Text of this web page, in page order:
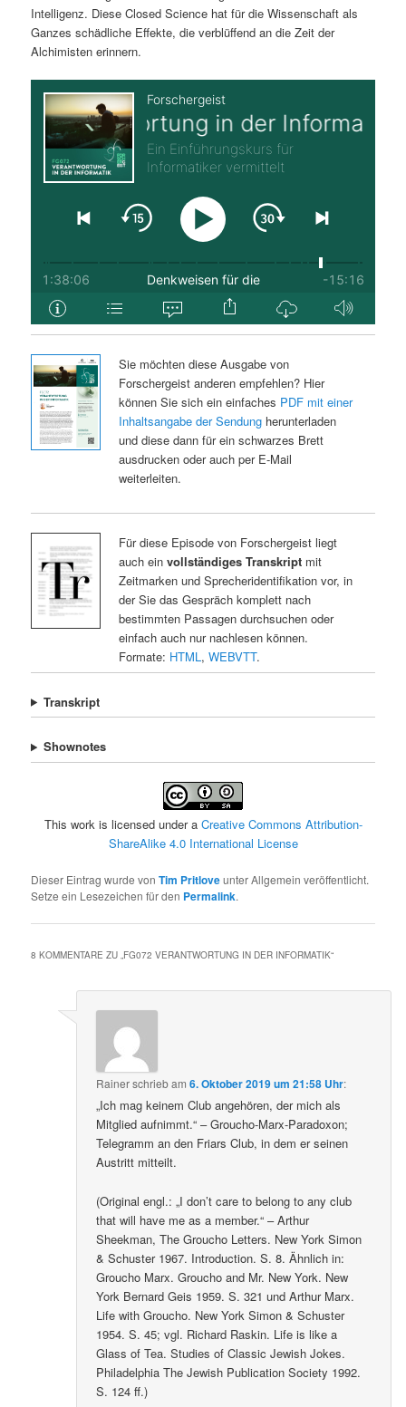
Intelligenz. Diese Closed Science hat für die Wissenschaft als
Ganzes schädliche Effekte, die verblüffend an die Zeit der
Alchimisten erinnern.
Sie möchten diese Ausgabe von
Forschergeist anderen empfehlen? Hier
können Sie sich ein einfaches PDF mit einer
Inhaltsangabe der Sendungherunterladen
und diese dann für ein schwarzes Brett
ausdrucken oder auch per E-Mail
weiterleiten.
Für diese Episode von Forschergeist liegt
auch ein vollständiges Transkriptmit
Zeitmarken und Sprecheridentifikation vor, in
der Sie das Gespräch komplett nach
bestimmten Passagen durchsuchen oder
einfach auch nur nachlesen können.
Formate: HTML, WEBVTT.
Transkript
Shownotes
This work is licensed under a Creative Commons Attribution-
ShareAlike 4.0 International License
Dieser Eintrag wurde vonTim Pritloveunter Allgemein veröffentlicht.
Setze ein Lesezeichen für den Permalink.
8 KOMMENTARE ZU „FG072 VERANTWORTUNG IN DER INFORMATIK“
Rainerschriebam6. Oktober 2019 um 21:58 Uhr:
„Ich mag keinem Club angehören, der mich als
Mitglied aufnimmt.“ – Groucho-Marx-Paradoxon;
Telegramm an den Friars Club, in dem er seinen
Austritt mitteilt.
(Original engl.: „I don’t care to belong to any club
that will have me as a member.“ – Arthur
Sheekman, The Groucho Letters. New York Simon
& Schuster 1967. Introduction. S. 8. Ähnlich in:
Groucho Marx. Groucho and Mr. New York. New
York Bernard Geis 1959. S. 321 und Arthur Marx.
Life with Groucho. New York Simon & Schuster
1954. S. 45; vgl. Richard Raskin. Life is like a
Glass of Tea. Studies of Classic Jewish Jokes.
Philadelphia The Jewish Publication Society 1992.
S. 124 ff.)